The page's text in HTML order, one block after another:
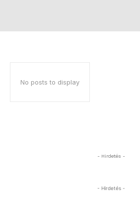
No posts to display
- Hirdetés -
- Hirdetés -